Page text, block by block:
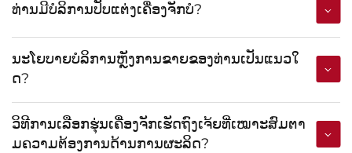
คำถามที่พบบ่อย
ທ່ານມີບໍລິການປັບແຕ່ງເຄື່ອງຈັກບໍ?
ນະໂຍບາຍບໍລິການຫຼັງການຂາຍຂອງທ່ານເປັນແນວໃ
ດ?
ວິທີການເລືອກຮຸ່ນເຄື່ອງຈັກເຮັດຖົງເຈ້ຍທີ່ເໝາະສົມຕາ
ມຄວາມຕ້ອງການດ້ານການຜະລິດ?